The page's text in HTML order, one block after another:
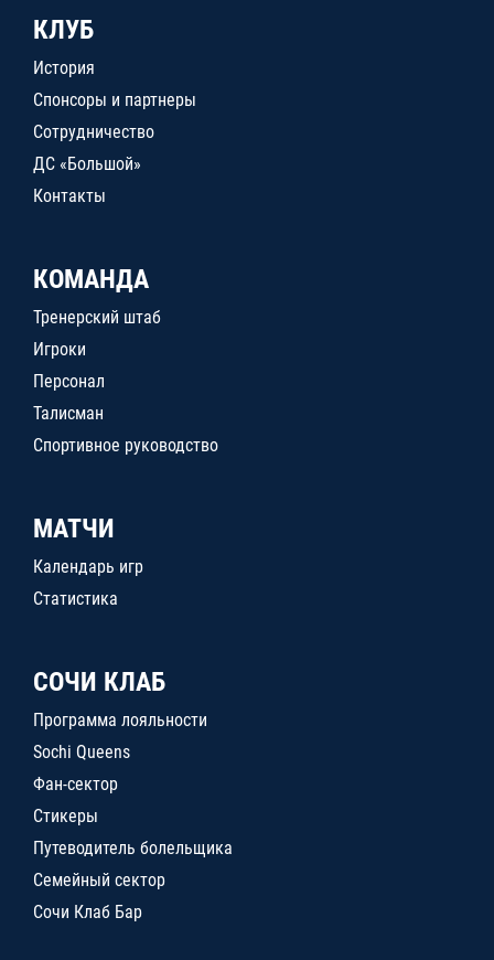
КЛУБ
История
Спонсоры и партнеры
Сотрудничество
ДС «Большой»
Контакты
КОМАНДА
Тренерский штаб
Игроки
Персонал
Талисман
Спортивное руководство
МАТЧИ
Календарь игр
Статистика
СОЧИ КЛАБ
Программа лояльности
Sochi Queens
Фан-сектор
Стикеры
Путеводитель болельщика
Семейный сектор
Сочи Клаб Бар